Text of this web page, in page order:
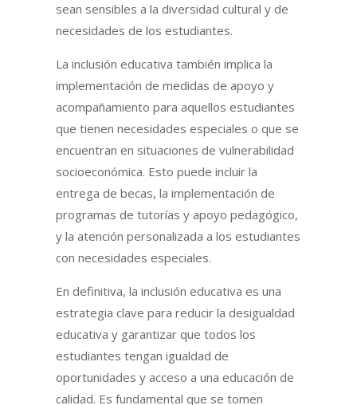
sean sensibles a la diversidad cultural y de
necesidades de los estudiantes.
La inclusión educativa también implica la
implementación de medidas de apoyo y
acompañamiento para aquellos estudiantes
que tienen necesidades especiales o que se
encuentran en situaciones de vulnerabilidad
socioeconómica. Esto puede incluir la
entrega de becas, la implementación de
programas de tutorías y apoyo pedagógico,
y la atención personalizada a los estudiantes
con necesidades especiales.
En definitiva, la inclusión educativa es una
estrategia clave para reducir la desigualdad
educativa y garantizar que todos los
estudiantes tengan igualdad de
oportunidades y acceso a una educación de
calidad. Es fundamental que se tomen